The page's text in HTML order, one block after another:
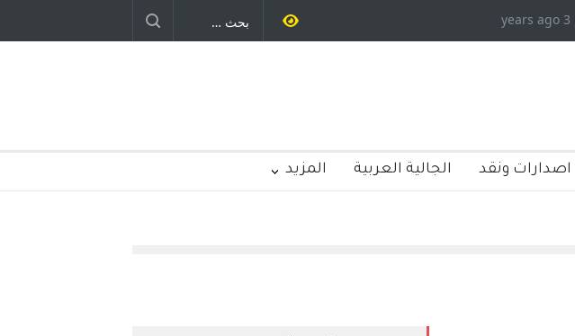
3 years ago
اصدارات ونقد الجالية العربية المزيد